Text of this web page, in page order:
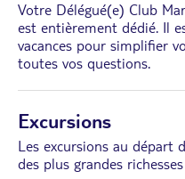
Votre Délégué(e) Club
est entièrement dédié. Il
vacances pour simplifier
toutes vos questions.
Excursions
Les excursions au départ
des plus grandes